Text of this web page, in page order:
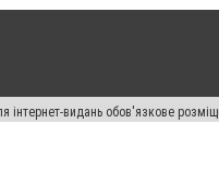
видань обов'язкове